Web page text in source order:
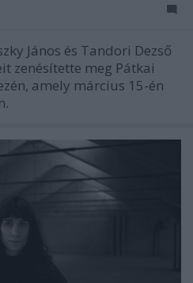
János és Tandori Dezső
zenésítette meg Pátkai
amely március 15-én